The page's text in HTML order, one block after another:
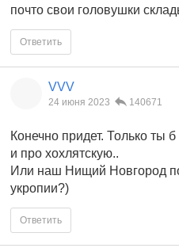
почто свои головушки
Ответить
VVV
24 июня 2023 140671
Конечно придет. Только ты
и про хохлятскую..
Или наш Нищий Новгород
укропии?)
Ответить